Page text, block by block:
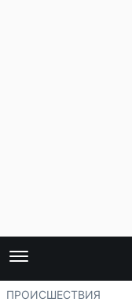
ПРОИСШЕСТВИЯ